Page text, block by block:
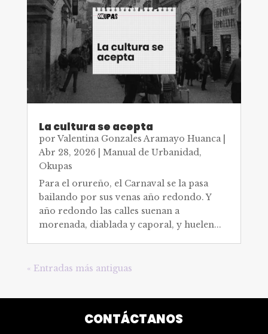
La cultura se acepta
por Valentina Gonzales Aramayo Huanca|
Abr 28, 2026
Manual de Urbanidad,
Okupas
Para el orureño, el Carnaval se la pasa
bailando por sus venas año redondo. Y
año redondo las calles suenan a
morenada, diablada y caporal, y huelen...
« Entradas más antiguas
CONTÁCTANOS